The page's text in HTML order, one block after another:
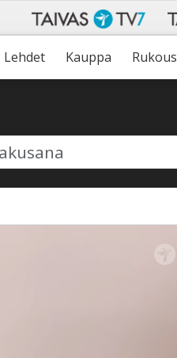
Lehdet Kauppa Rukous